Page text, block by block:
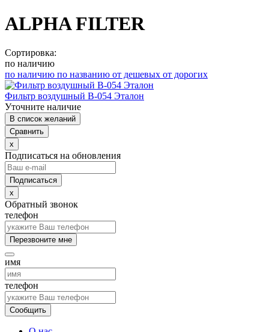
ALPHA FILTER
Сортировка:
по наличию
по наличию по названию от дешевых от дорогих
Фильтр воздушный В-054 Эталон
Уточните наличие
В список желаний
Сравнить
x
Подписаться на обновления
x
Обратный звонок
телефон
Перезвоните мне
имя
телефон
Сообщить